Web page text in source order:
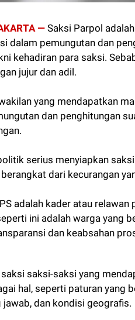
— Saksi Parpol
dalam pemungutan dan
kehadiran para saksi.
jujur dan adil.
yang mendapatkan
dan penghitungan
serius menyiapkan
dari kecurangan
adalah kader atau
ini adalah warga yang
dan keabsahan
saksi saksi-saksi yang
hal, seperti paturan yang
dan kondisi geografis.